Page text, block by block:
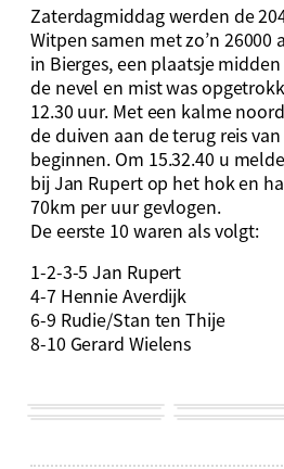
Zaterdagmiddag werden de
Witpen samen met zo’n
in Bierges, een plaatsje
de nevel en mist was
12.30 uur. Met een kalme
de duiven aan de terug reis
beginnen. Om 15.32.40 u
bij Jan Rupert op het hok en
70km per uur gevlogen.
De eerste 10 waren als volgt:
1-2-3-5 Jan Rupert
4-7 Hennie Averdijk
6-9 Rudie/Stan ten Thije
8-10 Gerard Wielens